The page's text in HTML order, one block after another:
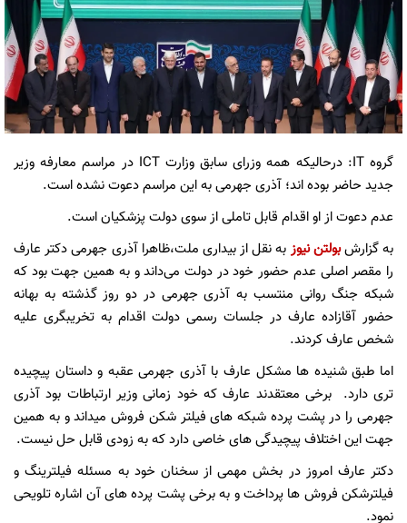
گروه IT: درحالیکه همه وزرای سابق وزارت ICT در مراسم معارفه وزیر
جدید حاضر بوده اند؛ آذری جهرمی به این مراسم دعوت نشده است.
عدم دعوت از او اقدام قابل تاملی از سوی دولت پزشکیان است.
به گزارشبولتن نیوز به نقل از بیداری ملت،ظاهرا آذری جهرمی دکتر عارف
را مقصر اصلی عدم حضور خود در دولت می‌داند و به همین جهت بود که
شبکه جنگ روانی منتسب به آذری جهرمی در دو روز گذشته به بهانه
حضور آقازاده عارف در جلسات رسمی دولت اقدام به تخریبگری علیه
شخص عارف کردند.
اما طبق شنیده ها مشکل عارف با آذری جهرمی عقبه و داستان پیچیده
تری دارد. برخی معتقدند عارف که خود زمانی وزیر ارتباطات بود آذری
جهرمی را در پشت پرده شبکه های فیلتر شکن فروش میداند و به همین
جهت این اختلاف پیچیدگی های خاصی دارد که به زودی قابل حل نیست.
دکتر عارف امروز در بخش مهمی از سخنان خود به مسئله فیلترینگ و
فیلترشکن فروش ها پرداخت و به برخی پشت پرده های آن اشاره تلویحی
نمود.